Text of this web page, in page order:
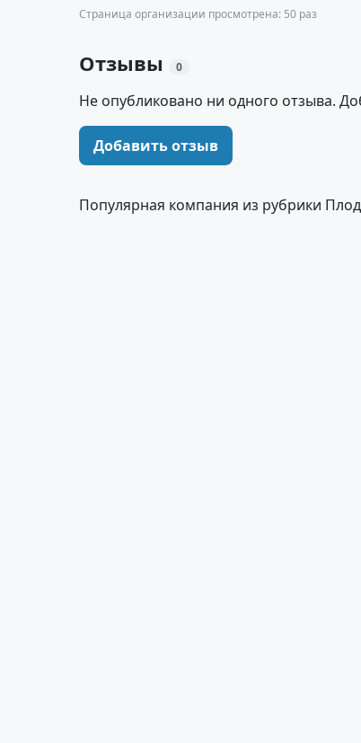
Страница организации просмотрена: 50 раз
Отзывы 0
Не опубликовано ни одного отзыва.
Добавить отзыв
Популярная компания из рубрики